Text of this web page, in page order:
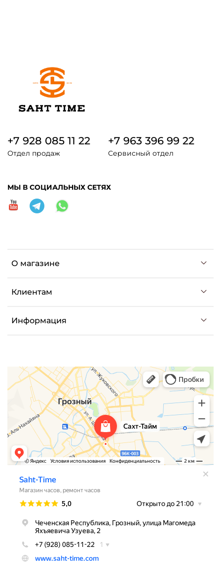
О магазине
Клиентам
Информация
+7 928 085 11 22
Отдел продаж
+7 963 396 99 22
Сервисный отдел
МЫ В СОЦИАЛЬНЫХ СЕТЯХ